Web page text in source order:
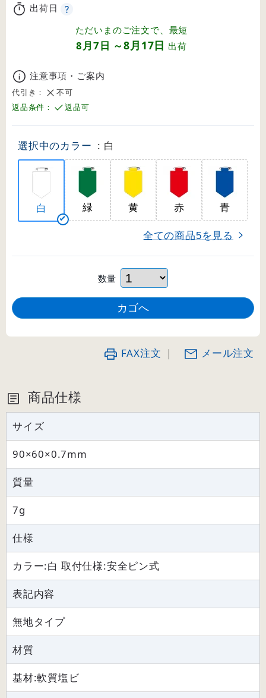
出荷日
ただいまのご注文で、最短
8月7日 ～8月17日 出荷
注意事項・ご案内
代引き：
不可
返品条件：
返品可
選択中のカラー : 白
白 緑 黄 赤 青
全ての商品5を見る
数量
FAX注文 ｜ メール注文
商品仕様
サイズ
90×60×0.7mm
質量
7g
仕様
カラー:白 取付仕様:安全ピン式
表記内容
無地タイプ
材質
基材:軟質塩ビ